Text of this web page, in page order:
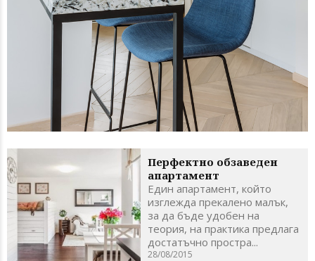
Перфектно обзаведен
апартамент
Един апартамент, който
изглежда прекалено малък,
за да бъде удобен на
теория, на практика предлага
достатъчно простра...
28/08/2015